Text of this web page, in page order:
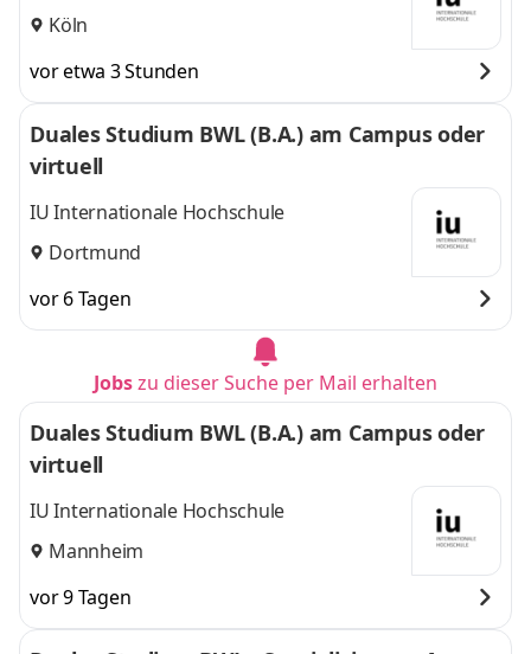
Köln
vor etwa 3 Stunden
Duales Studium BWL (B.A.) am Campus oder
virtuell
IU Internationale Hochschule
Dortmund
vor 6 Tagen
Jobszu dieser Suche per Mail erhalten
Duales Studium BWL (B.A.) am Campus oder
virtuell
IU Internationale Hochschule
Mannheim
vor 9 Tagen